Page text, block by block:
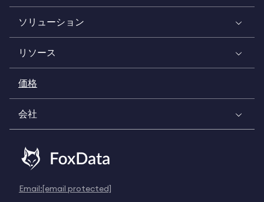
ソリューション
リソース
価格
会社
Email:[email protected]